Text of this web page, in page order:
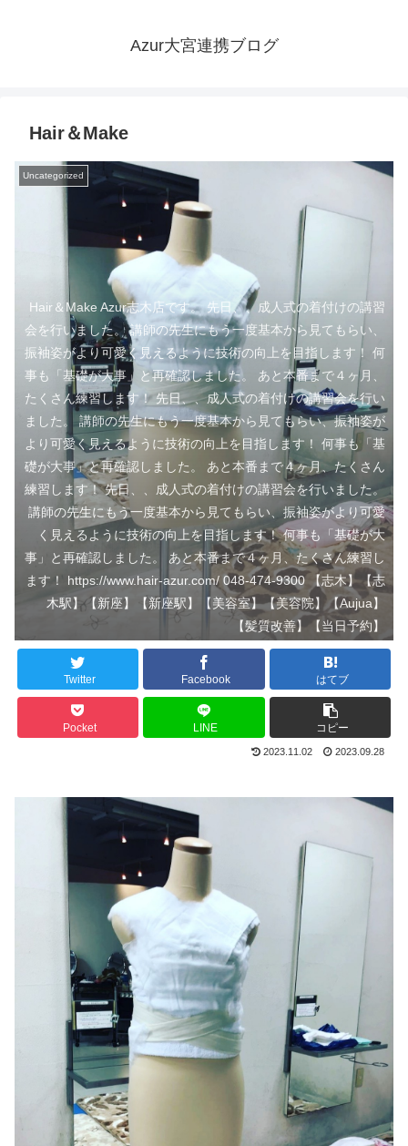
Azur大宮連携ブログ
Hair＆Make
Uncategorized
Hair＆Make Azur志木店です。 先日、、成人式の着付けの講習
会を行いました。 講師の先生にもう一度基本から見てもらい、
振袖姿がより可愛く見えるように技術の向上を目指します！ 何
事も「基礎が大事」と再確認しました。 あと本番まで４ヶ月、
たくさん練習します！ 先日、、成人式の着付けの講習会を行い
ました。 講師の先生にもう一度基本から見てもらい、振袖姿が
より可愛く見えるように技術の向上を目指します！ 何事も「基
礎が大事」と再確認しました。 あと本番まで４ヶ月、たくさん
練習します！ 先日、、成人式の着付けの講習会を行いました。
講師の先生にもう一度基本から見てもらい、振袖姿がより可愛
く見えるように技術の向上を目指します！ 何事も「基礎が大
事」と再確認しました。 あと本番まで４ヶ月、たくさん練習し
ます！ https://www.hair-azur.com/ 048-474-9300 【志木】【志
木駅】【新座】【新座駅】【美容室】【美容院】【Aujua】
【髪質改善】【当日予約】
Twitter Facebook はてブ
Pocket LINE コピー
2023.11.02 2023.09.28